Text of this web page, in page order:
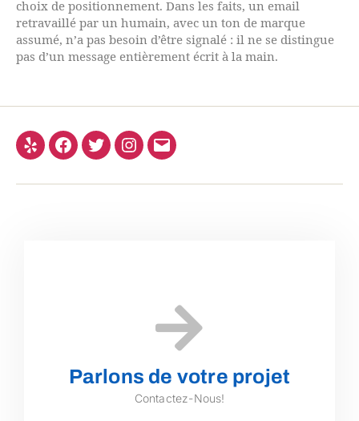
choix de positionnement. Dans les faits, un email
retravaillé par un humain, avec un ton de marque
assumé, n’a pas besoin d’être signalé : il ne se distingue
pas d’un message entièrement écrit à la main.
Parlons de votre projet
Contactez-Nous!